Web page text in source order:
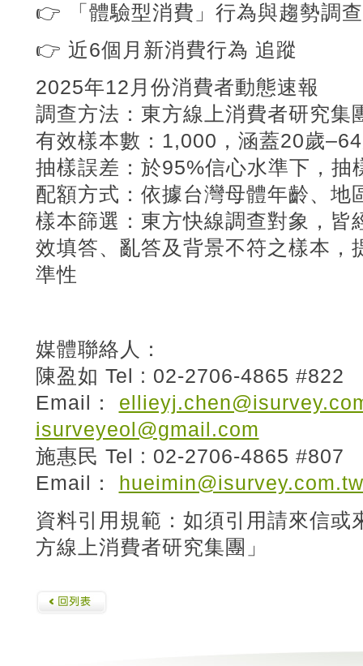
👉 「體驗型消費」行為與趨勢調查
👉 近6個月新消費行為 追蹤
2025年12月份消費者動態速報
調查方法：東方線上消費者研究集
有效樣本數：1,000，涵蓋20歲
抽樣誤差：於95%信心水準下，抽
配額方式：依據台灣母體年齡、地
樣本篩選：東方快線調查對象，皆
效填答、亂答及背景不符之樣本，
準性
媒體聯絡人：
陳盈如 Tel : 02-2706-4865 #822
Email：
isurveyeol@gmail.com
施惠民 Tel : 02-2706-4865 #807
Email：
hueimin@isurvey.com.tw
資料引用規範：如須引用請來信或
方線上消費者研究集團」